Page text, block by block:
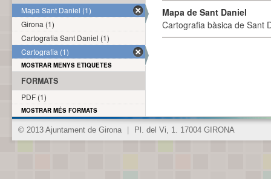
Mapa de Sant Daniel
Cartografia bàsica de Sant
Mapa Sant Daniel (1)
Girona (1)
Cartografia Sant Daniel (1)
Cartografia (1)
MOSTRAR MENYS ETIQUETES
FORMATS
PDF (1)
MOSTRAR MÉS FORMATS
© 2013 Ajuntament de Girona Pl. del Vi, 1. 17004 GIRONA